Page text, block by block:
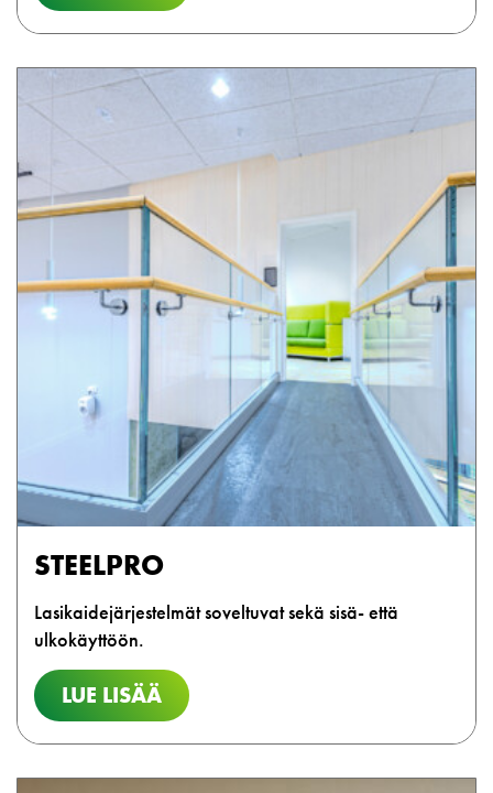
STEELPRO
Lasikaidejärjestelmät soveltuvat sekä sisä- että
ulkokäyttöön.
LUE LISÄÄ